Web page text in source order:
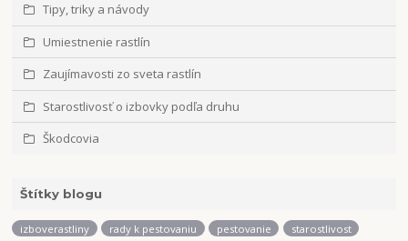
Tipy, triky a návody
Umiestnenie rastlín
Zaujímavosti zo sveta rastlín
Starostlivosť o izbovky podľa druhu
Škodcovia
Štítky blogu
izboverastliny rady k pestovaniu pestovanie
starostlivost